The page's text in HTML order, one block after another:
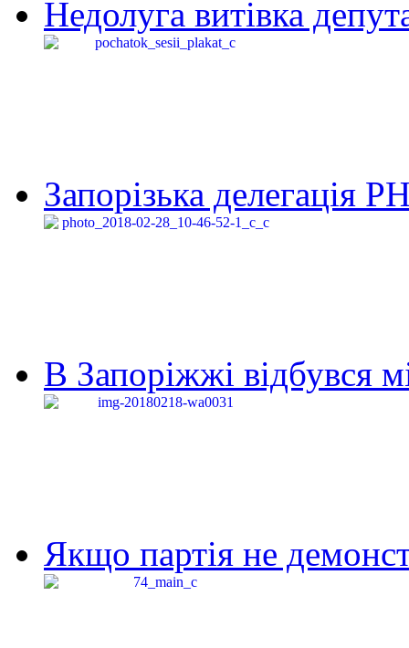
Недолуга витівка
Запорізька делегація
В Запоріжжі відбувся
Якщо партія не